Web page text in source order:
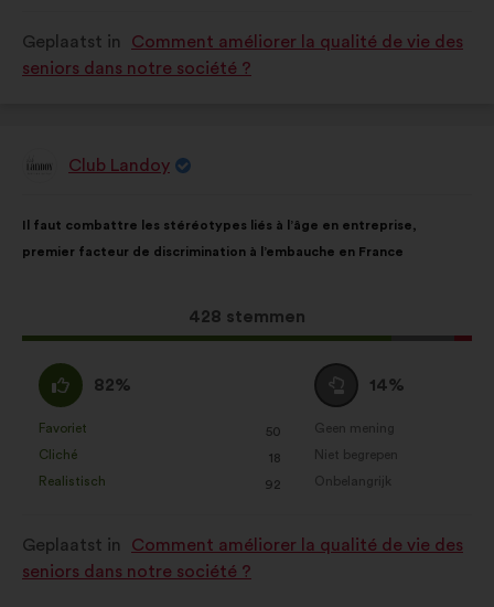
als:
als:
Geplaatst in
Comment améliorer la qualité de vie des
seniors dans notre société ?
VoorstelClub Landoy
van
het
Il faut combattre les stéréotypes liés à l’âge en entreprise,
premier facteur de discrimination à l’embauche en France
Dit
voorstel
428 stemmen
de
volgende
Mee
eens
:
82%
als:
Favoriet
: 50
keer
Cliché
: 18
keer
Realistisch
: 92
keer
Neutraal
:
14%
als:
Geen mening
:keer
Niet begrepen
:keer
Onbelangrijk
:keer
Geplaatst in
Comment améliorer la qualité de vie des
seniors dans notre société ?